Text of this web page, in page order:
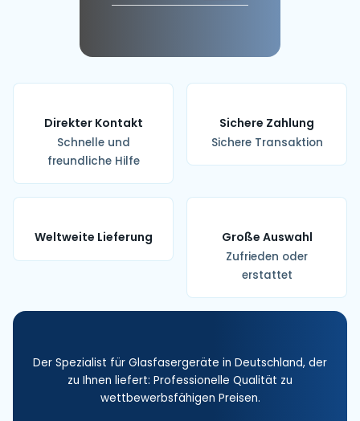
Direkter Kontakt
Schnelle und
freundliche Hilfe
Sichere Zahlung
Sichere Transaktion
Weltweite Lieferung Große Auswahl
Zufrieden oder
erstattet
Der Spezialist für Glasfasergeräte in Deutschland, der
zu Ihnen liefert: Professionelle Qualität zu
wettbewerbsfähigen Preisen.